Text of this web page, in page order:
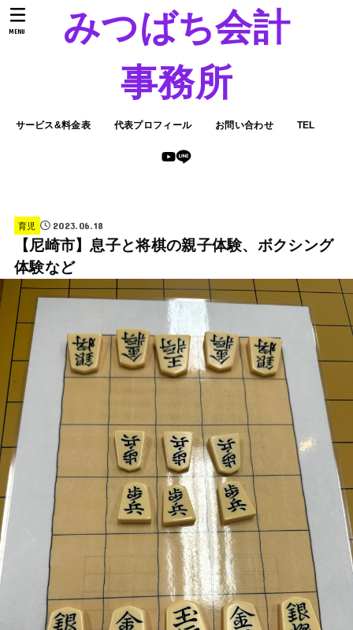
みつばち会計
事務所
サービス&料金表 代表プロフィール お問い合わせ TEL
MENU
育児 2023.06.18
【尼崎市】息子と将棋の親子体験、ボクシング
体験など